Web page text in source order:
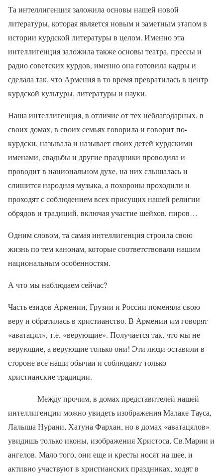
Та интеллигенция заложила основы нашей новой
литературы, которая является новым и заметным этапом в
истории курдской литературы в целом. Именно эта
интеллигенция заложила также основы театра, прессы и
радио советских курдов, именно она готовила кадры и
сделала так, что Армения в то время превратилась в центр
курдской культуры, литературы и науки.
Наша интеллигенция, в отличие от тех неблагодарных, в
своих домах, в своих семьях говорила и говорит по-
курдски, называла и называет своих детей курдскими
именами, свадьбы и другие праздники проводила и
проводит в национальном духе, на них слышалась и
слишится народная музыка, а похороны проходили и
проходят с соблюдением всех присущих нашей религии
обрядов и традиций, включая участие шейхов, пиров…
Одним словом, та самая интеллигенция строила свою
жизнь по тем канонам, которые соответствовали нашим
национальным особенностям.
А что мы наблюдаем сейчас?
Часть езидов Армении, Грузии и России поменяла свою
веру и обратилась в христианство. В Армении им говорят
«аватацял», т.е. «верующие». Получается так, что мы не
верующие, а верующие только они! Эти люди оставили в
стороне все наши обычаи и соблюдают только
христианские традиции.
Между прочим, в домах представителей нашей
интеллигенции можно увидеть изображения Малаке Тауса,
Лалыша Нурани, Хатуна Фархан, но в домах «аватацялов»
увидишь только иконы, изображения Христоса, Св.Марии и
ангелов. Мало того, они еще и кресты носят на шее, и
активно участвуют в христианских праздниках, ходят в